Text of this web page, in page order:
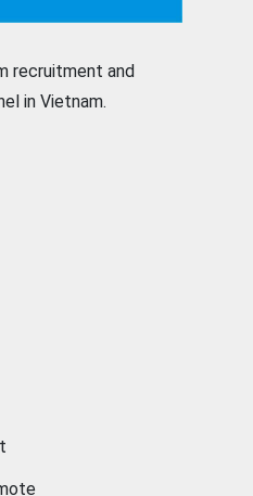
recruitment and
in Vietnam.